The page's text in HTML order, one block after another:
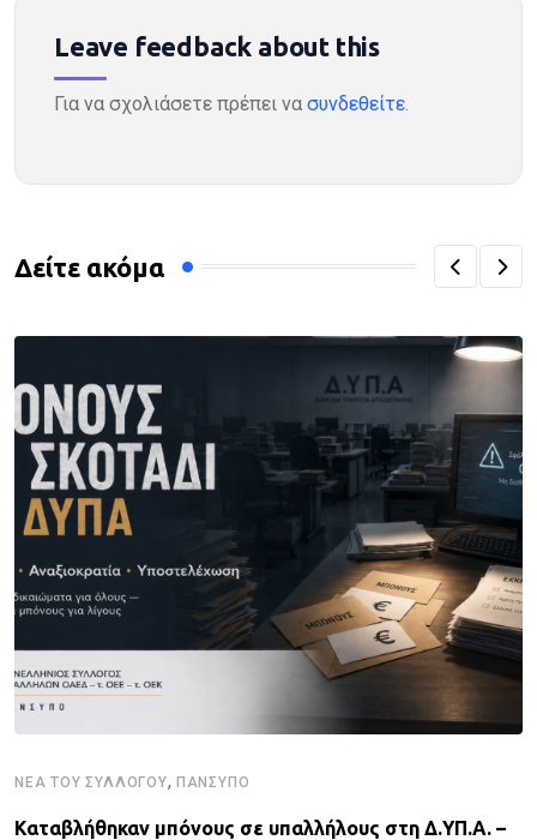
Leave feedback about this
Για να σχολιάσετε πρέπει να συνδεθείτε.
Δείτε ακόμα
ΝΈΑ ΤΟΥ ΣΥΛΛΌΓΟΥ, ΠΑΝΣΥΠΟ
Καταβλήθηκαν μπόνους σε υπαλλήλους στη Δ.ΥΠ.Α. –